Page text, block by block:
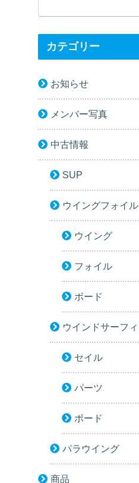
カテゴリー
お知らせ
メンバー写真
中古情報
SUP
ウイングフォイル
ウイング
フォイル
ボード
ウインドサーフ
セイル
パーツ
ボード
パラウイング
商品